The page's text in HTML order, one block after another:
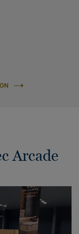
Arcade